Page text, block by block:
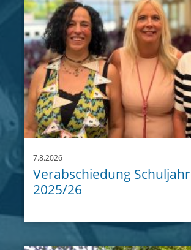
7.8.2026
Verabschiedung Schuljahr
2025/26